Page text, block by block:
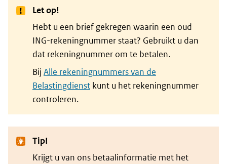
Let op!
Hebt u een brief gekregen waarin een oud
ING-rekeningnummer staat? Gebruikt u dan
dat rekeningnummer om te betalen.
Bij Alle rekeningnummers van de
Belastingdienst kunt u het rekeningnummer
controleren.
Tip!
Krijgt u van ons betaalinformatie met het